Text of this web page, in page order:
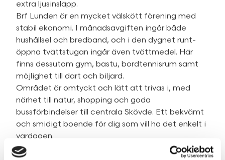
extra ljusinsläpp.
Brf Lunden är en mycket välskött förening med
stabil ekonomi. I månadsavgiften ingår både
hushållsel och bredband, och i den dygnet runt-
öppna tvättstugan ingår även tvättmedel. Här
finns dessutom gym, bastu, bordtennisrum samt
möjlighet till dart och biljard.
Området är omtyckt och lätt att trivas i, med
närhet till natur, shopping och goda
bussförbindelser till centrala Skövde. Ett bekvämt
och smidigt boende för dig som vill ha det enkelt i
vardagen.
Varmt välkommen på visning!